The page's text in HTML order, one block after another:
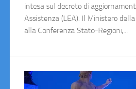
intesa sul decreto di
Assistenza (LEA). Il Ministero
alla Conferenza Stato-Regioni,...